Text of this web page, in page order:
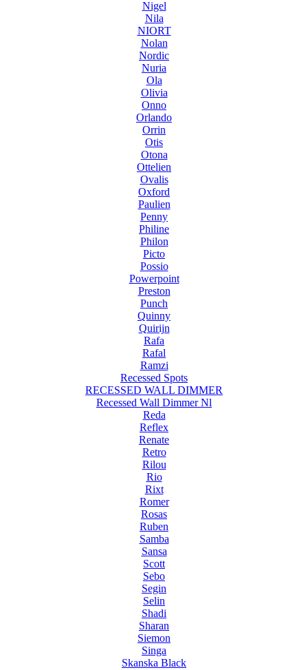
Nigel
Nila
NIORT
Nolan
Nordic
Nuria
Ola
Olivia
Onno
Orlando
Orrin
Otis
Otona
Ottelien
Ovalis
Oxford
Paulien
Penny
Philine
Philon
Picto
Possio
Powerpoint
Preston
Punch
Quinny
Quirijn
Rafa
Rafal
Ramzi
Recessed Spots
RECESSED WALL DIMMER
Recessed Wall Dimmer Nl
Reda
Reflex
Renate
Retro
Rilou
Rio
Rixt
Romer
Rosas
Ruben
Samba
Sansa
Scott
Sebo
Segin
Selin
Shadi
Sharan
Siemon
Singa
Skanska Black